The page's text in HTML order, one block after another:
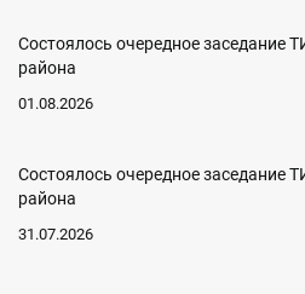
Состоялось очередное заседание
района
01.08.2026
Состоялось очередное заседание
района
31.07.2026